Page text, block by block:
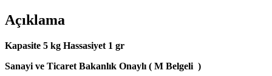
Açıklama
Kapasite 5 kg Hassasiyet 1 gr
Sanayi ve Ticaret Bakanlık Onaylı ( M Belgeli )